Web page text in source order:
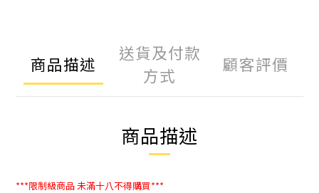
商品描述
送貨及付款
方式
顧客評價
商品描述
***限制級商品未滿十八不得購買***